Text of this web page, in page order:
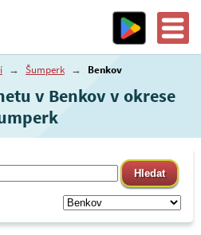
→ Šumperk → Benkov
v Benkov v okrese